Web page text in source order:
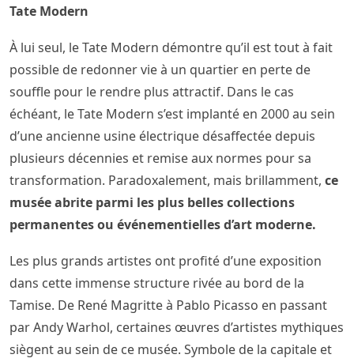
Tate Modern
À lui seul, le Tate Modern démontre qu’il est tout à fait
possible de redonner vie à un quartier en perte de
souffle pour le rendre plus attractif. Dans le cas
échéant, le Tate Modern s’est implanté en 2000 au sein
d’une ancienne usine électrique désaffectée depuis
plusieurs décennies et remise aux normes pour sa
transformation. Paradoxalement, mais brillamment, ce
musée abrite parmi les plus belles collections
permanentes ou événementielles d’art moderne.
Les plus grands artistes ont profité d’une exposition
dans cette immense structure rivée au bord de la
Tamise. De René Magritte à Pablo Picasso en passant
par Andy Warhol, certaines œuvres d’artistes mythiques
siègent au sein de ce musée. Symbole de la capitale et